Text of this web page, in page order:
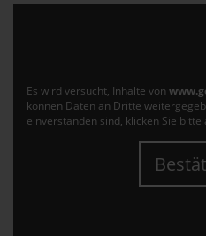
Es wird versucht, Inhalte von
können Daten an Dritte
einverstanden sind, klicken Sie